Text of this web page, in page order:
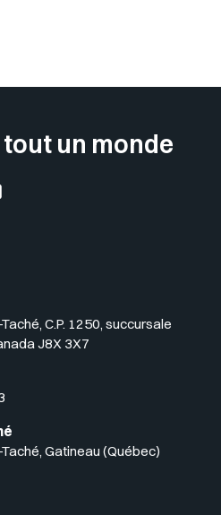
tout un monde
de l'UQO
YouTube de l'UQO
C.P. 1250, succursale
J8X 3X7
Gatineau (Québec)